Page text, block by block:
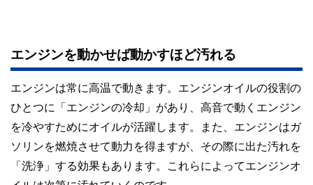
エンジンを動かせば動かすほど汚れる
エンジンは常に高温で動きます。エンジンオイルの役割の
ひとつに「エンジンの冷却」があり、高音で動くエンジン
を冷やすためにオイルが活躍します。また、エンジンはガ
ソリンを燃焼させて動力を得ますが、その際に出た汚れを
「洗浄」する効果もあります。これらによってエンジンオ